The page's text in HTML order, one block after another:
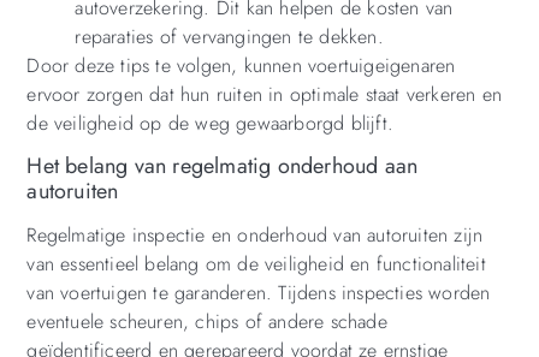
autoverzekering. Dit kan helpen de kosten van
reparaties of vervangingen te dekken.
Door deze tips te volgen, kunnen voertuigeigenaren
ervoor zorgen dat hun ruiten in optimale staat verkeren en
de veiligheid op de weg gewaarborgd blijft.
Het belang van regelmatig onderhoud aan
autoruiten
Regelmatige inspectie en onderhoud van autoruiten zijn
van essentieel belang om de veiligheid en functionaliteit
van voertuigen te garanderen. Tijdens inspecties worden
eventuele scheuren, chips of andere schade
geïdentificeerd en gerepareerd voordat ze ernstige